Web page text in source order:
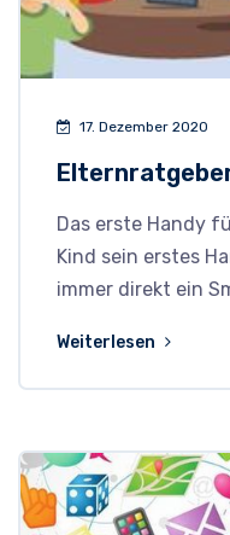
17. Dezember 2020
Das erste Handy
Kind sein erstes
immer direkt ein
Weiterlesen